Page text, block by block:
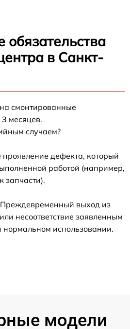
обязательства
в Санкт-
смонтированные
месяцев.
случаем?
дефекта, который
работой (например,
запчасти).
выход из
несоответствие заявленным
нормальном использовании.
модели